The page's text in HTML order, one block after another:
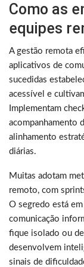
Como as
equipes
A gestão remota
aplicativos de
sucedidas
acessível e
Implementam
acompanhamento
alinhamento
diárias.
Muitas adotam
remoto, com
O segredo está
comunicação
fique isolado ou
desenvolvem
sinais de